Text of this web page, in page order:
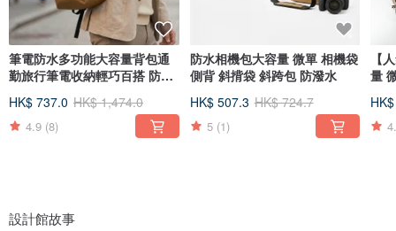
筆電防水多功能大容量背包通
勤旅行筆電收納輕巧百搭 防潑
HK$ 737.0 HK$ 1,474.0
4.9 (8)
防水相機包大容量 微單 相機袋
側背 斜揹袋 斜跨包 防潑水
HK$ 507.3 HK$ 724.7
5 (1)
【
量
設計館故事